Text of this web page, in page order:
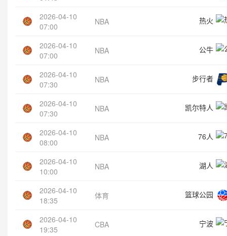
2026-04-10
07:00
NBA 热火
2026-04-10
07:00
NBA 公牛
2026-04-10
07:30
NBA 步行者
2026-04-10
07:30
NBA 凯尔特人
2026-04-10
08:00
NBA 76人
2026-04-10
10:00
NBA 湖人
2026-04-10
18:35
体育 篮球公园
2026-04-10
19:35
CBA 宁波